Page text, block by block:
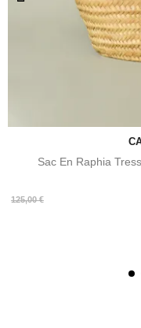
Sac En Raphia
125,00 €
Prix
Prix